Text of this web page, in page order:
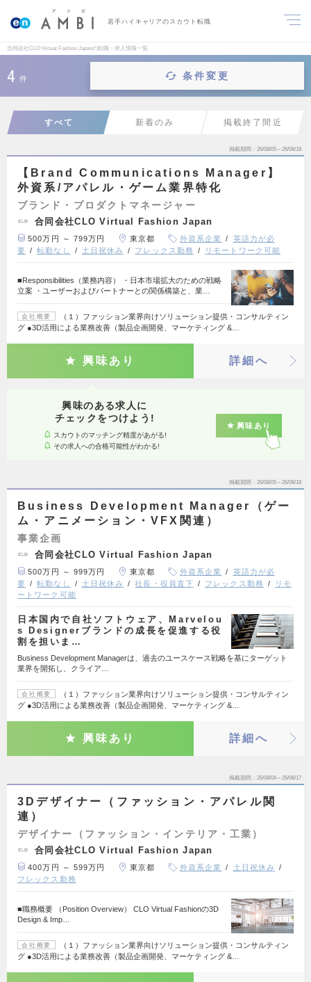
若手ハイキャリアのスカウト転職
合同会社CLO Virtual Fashion Japanの転職・求人情報一覧
4 件 条件変更
すべて 新着のみ 掲載終了間近
掲載期間 26/08/05～26/08/18
【Brand Communications Manager】
外資系/アパレル・ゲーム業界特化
ブランド・プロダクトマネージャー
合同会社CLO Virtual Fashion Japan
500万円 ～ 799万円 東京都 外資系企業
英語力が必
要
転勤なし 土日祝休み フレックス勤務 リモートワーク可能
■Responsibilities（業務内容） ・日本市場拡大のための戦略
立案 ・ユーザーおよびパートナーとの関係構築と、業…
会社概要
（１）ファッション業界向けソリューション提供・コンサルティン
グ ●3D活用による業務改善（製品企画開発、マーケティング &…
興味あり 詳細へ
興味のある求人に
チェックをつけよう!
スカウトのマッチング精度があがる!
その求人への合格可能性がわかる!
興味あり
掲載期間 26/08/05～26/08/18
Business Development Manager（ゲー
ム・アニメーション・VFX関連）
事業企画
合同会社CLO Virtual Fashion Japan
500万円 ～ 999万円 東京都 外資系企業
英語力が必
要
転勤なし 土日祝休み 社長・役員直下 フレックス勤務
リモ
ートワーク可能
日本国内で自社ソフトウェア、Marvelou
s Designerブランドの成長を促進する役
割を担いま…
Business Development Managerは、過去のユースケース戦略を基にターゲット
業界を開拓し、クライア…
会社概要
（１）ファッション業界向けソリューション提供・コンサルティン
グ ●3D活用による業務改善（製品企画開発、マーケティング &…
興味あり 詳細へ
掲載期間 26/08/04～26/08/17
3Dデザイナー（ファッション・アパレル関
連）
デザイナー（ファッション・インテリア・工業）
合同会社CLO Virtual Fashion Japan
400万円 ～ 599万円 東京都 外資系企業
土日祝休み
フレックス勤務
■職務概要 （Position Overview） CLO Virtual Fashionの3D
Design & Imp…
会社概要
（１）ファッション業界向けソリューション提供・コンサルティン
グ ●3D活用による業務改善（製品企画開発、マーケティング &…